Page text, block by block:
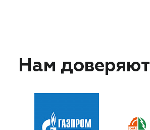
Нам доверяют